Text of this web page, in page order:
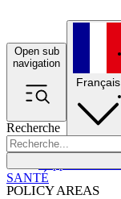
Open sub
navigation
Recherche
POLICY AREAS
Français
SANTÉ